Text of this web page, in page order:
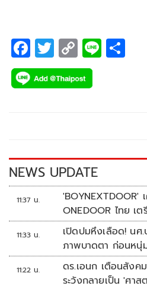
ประมาณ 8,500,000 บาท
F
ac
e
k
T
wi
tt
C
o
p
k
Li
NEWS UPDATE
11:37 น.
'BOYNEXTDOOR'
ONEDOOR ไทย เ
11:33 น.
เปิดปมหึงเลือด! นศ
ภาพบาดตา ก่อนหนุ่
11:22 น.
ดร.เอนก เตือนสังคม
ระวังกลายเป็น 'ศา